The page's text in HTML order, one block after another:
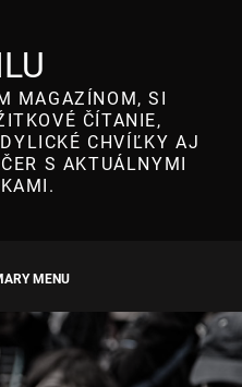
MAGAZÍNOM, SI
ČÍTANIE,
CHVÍĽKY AJ
S AKTUÁLNYMI
MENU